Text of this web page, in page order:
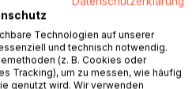
schon in ihrer Erzählung
literarische Durchbruch
sensiblen Phase des
zum Erwachsenwerden: ein
den Nerv eines breiten
Technologien auf unserer
und technisch notwendig.
(z. B. Cookies oder
Tracking), um zu messen, wie häufig
genutzt wird. Wir verwenden